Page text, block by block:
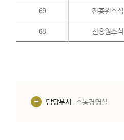
69 진흥원소식
68 진흥원소식
담당부서 소통경영실